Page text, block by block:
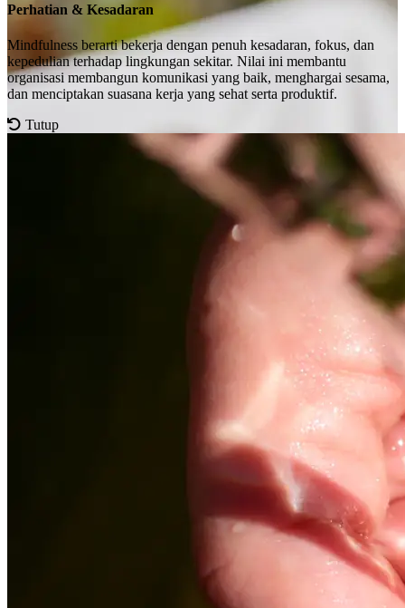
Perhatian & Kesadaran
Mindfulness berarti bekerja dengan penuh kesadaran, fokus, dan
kepedulian terhadap lingkungan sekitar. Nilai ini membantu
organisasi membangun komunikasi yang baik, menghargai sesama,
dan menciptakan suasana kerja yang sehat serta produktif.
Tutup